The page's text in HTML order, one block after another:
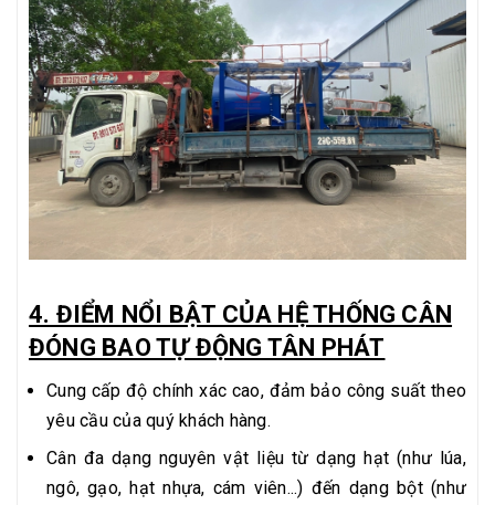
4. ĐIỂM NỔI BẬT CỦA HỆ THỐNG CÂN
ĐÓNG BAO TỰ ĐỘNG TÂN PHÁT
Cung cấp độ chính xác cao, đảm bảo công suất theo
yêu cầu của quý khách hàng.
Cân đa dạng nguyên vật liệu từ dạng hạt (như lúa,
ngô, gạo, hạt nhựa, cám viên...) đến dạng bột (như